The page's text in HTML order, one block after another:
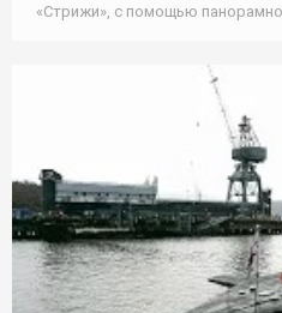
«Стрижи», с помощью